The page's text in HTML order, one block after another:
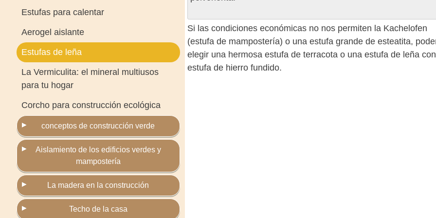
Estufas para calentar
Aerogel aislante
Estufas de leña
La Vermiculita: el mineral multiusos
para tu hogar
Corcho para construcción ecológica
conceptos de construcción verde
Aislamiento de los edificios verdes y
mampostería
La madera en la construcción
Techo de la casa
Si las condiciones económicas no nos permiten la Kachelofen
(estufa de mampostería) o una estufa grande de esteatita,
elegir una hermosa estufa de terracota o una estufa de leña con
estufa de hierro fundido.